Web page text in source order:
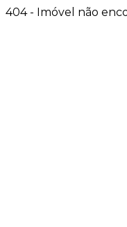
404 - Imóvel não